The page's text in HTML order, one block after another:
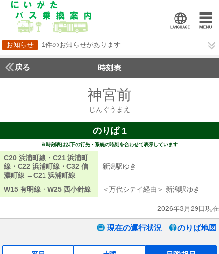
お知らせ 1件のお知らせがあります
戻る 時刻表
神宮前
じんぐうまえ
のりば 1
※時刻表は以下の行先・系統の時刻を合わせて表示しています
C20 浜浦町線・C21 浜浦町
線・C22 浜浦町線・C32 信
濃町線 →C21 浜浦町線
新潟駅ゆき
W15 有明線・W25 西小針線 W15 有明線・W25 西小針線
＜万代シテイ経由＞ 新潟駅ゆき
2026年3月29日現在
現在の運行状況 のりば地図